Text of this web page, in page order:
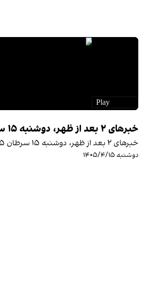
خبرهای ۲ بعد از ظهر، دوشنبه ۱۵ سرطان ۱۴۰۵
خبرهای ۲ بعد از ظهر، دوشنبه ۱۵ سرطان ۱۴۰۵
دوشنبه ۱۴۰۵/۴/۱۵